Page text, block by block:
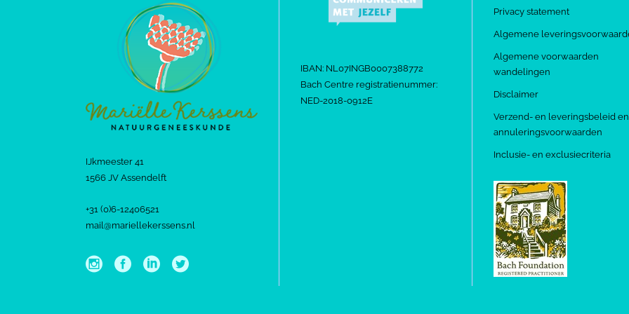
IJkmeester 41
1566 JV Assendelft
+31 (0)6-12406521
mail@mariellekerssens.nl
IBAN: NL07INGB0007388772
Bach Centre registratienummer:
NED-2018-0912E
Privacy statement
Algemene
Algemene voorwaarden
wandelingen
Disclaimer
Verzend- en leveringsbeleid en
annuleringsvoorwaarden
Inclusie- en exclusiecriteria